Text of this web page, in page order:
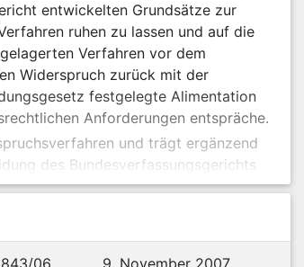
entwickelten Grundsätze zur
ruhen zu lassen und auf die
Verfahren vor dem
Widerspruch zurück mit der
festgelegte Alimentation
Anforderungen entspräche.
und trägt ergänzend
des Bundesverfassungsgerichts
ein Beamter für sein drittes und
der zitierten Entscheidung des
06 9. November 2007